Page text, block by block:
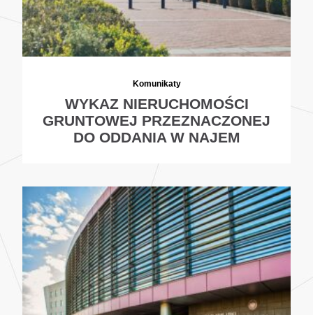
Komunikaty
WYKAZ NIERUCHOMOŚCI
GRUNTOWEJ PRZEZNACZONEJ
DO ODDANIA W NAJEM